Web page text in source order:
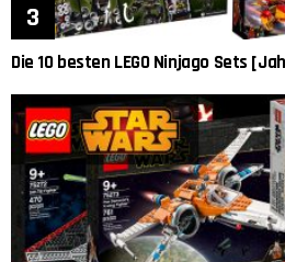
Die 10 besten LEGO Ninjago Sets